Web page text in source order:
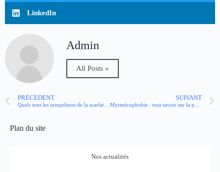
LinkedIn
Admin
All Posts »
PRÉCÉDENT SUIVANT
Plan du site
Nos actualités